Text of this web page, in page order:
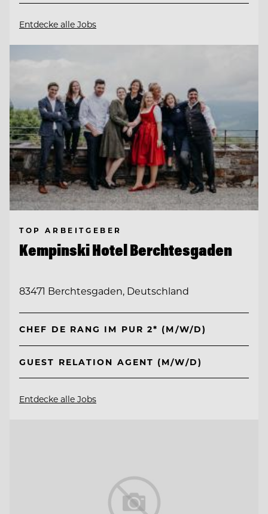
Entdecke alle Jobs
TOP ARBEITGEBER
Kempinski Hotel Berchtesgaden
83471 Berchtesgaden, Deutschland
CHEF DE RANG IM PUR 2* (M/W/D)
GUEST RELATION AGENT (M/W/D)
Entdecke alle Jobs